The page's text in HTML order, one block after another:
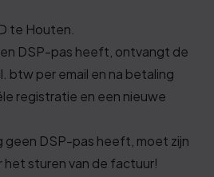
te Houten.
DSP-pas heeft, ontvangt de
btw per email en na betaling
registratie en een nieuwe
geen DSP-pas heeft, moet zijn
het sturen van de factuur!